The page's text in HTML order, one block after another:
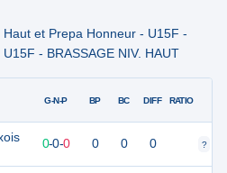
et Prepa Honneur - U15F -
- BRASSAGE NIV. HAUT
G-N-P BP BC DIFF RATIO
0 0-0-0 0 0 0 ?